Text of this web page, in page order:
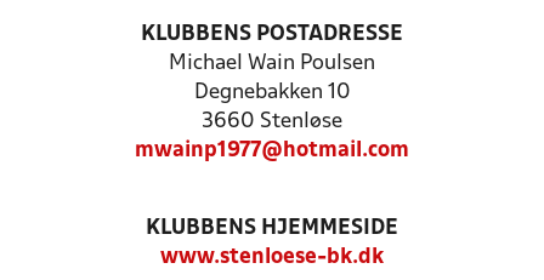
KLUBBENS POSTADRESSE
Michael Wain Poulsen
Degnebakken 10
3660 Stenløse
mwainp1977@hotmail.com
KLUBBENS HJEMMESIDE
www.stenloese-bk.dk